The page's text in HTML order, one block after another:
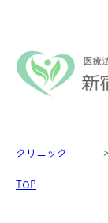
クリニック
TOP
＞